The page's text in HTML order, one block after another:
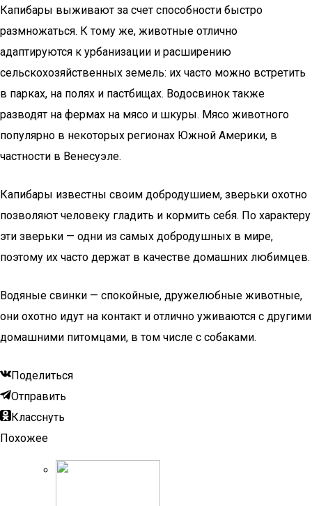
Капибары выживают за счет способности быстро
размножаться. К тому же, животные отлично
адаптируются к урбанизации и расширению
сельскохозяйственных земель: их часто можно встретить
в парках, на полях и пастбищах. Водосвинок также
разводят на фермах на мясо и шкуры. Мясо животного
популярно в некоторых регионах Южной Америки, в
частности в Венесуэле.
Капибары известны своим добродушием, зверьки охотно
позволяют человеку гладить и кормить себя. По характеру
эти зверьки — одни из самых добродушных в мире,
поэтому их часто держат в качестве домашних любимцев.
Водяные свинки — спокойные, дружелюбные животные,
они охотно идут на контакт и отлично уживаются с другими
домашними питомцами, в том числе с собаками.
Поделиться
Отправить
Класснуть
Похожее